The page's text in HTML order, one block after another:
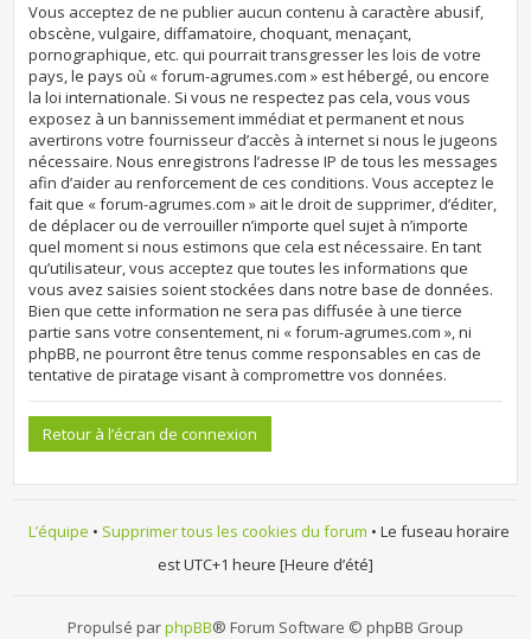
Vous acceptez de ne publier aucun contenu à caractère abusif,
obscène, vulgaire, diffamatoire, choquant, menaçant,
pornographique, etc. qui pourrait transgresser les lois de votre
pays, le pays où « forum-agrumes.com » est hébergé, ou encore
la loi internationale. Si vous ne respectez pas cela, vous vous
exposez à un bannissement immédiat et permanent et nous
avertirons votre fournisseur d’accès à internet si nous le jugeons
nécessaire. Nous enregistrons l’adresse IP de tous les messages
afin d’aider au renforcement de ces conditions. Vous acceptez le
fait que « forum-agrumes.com » ait le droit de supprimer, d’éditer,
de déplacer ou de verrouiller n’importe quel sujet à n’importe
quel moment si nous estimons que cela est nécessaire. En tant
qu’utilisateur, vous acceptez que toutes les informations que
vous avez saisies soient stockées dans notre base de données.
Bien que cette information ne sera pas diffusée à une tierce
partie sans votre consentement, ni « forum-agrumes.com », ni
phpBB, ne pourront être tenus comme responsables en cas de
tentative de piratage visant à compromettre vos données.
Retour à l’écran de connexion
L’équipe • Supprimer tous les cookies du forum • Le fuseau horaire
est UTC+1 heure [Heure d’été]
Propulsé parphpBB® Forum Software © phpBB Group